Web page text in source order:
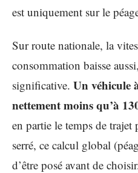
est uniquement sur le
Sur route nationale, la
consommation baisse
significative. Un véhicule
nettement moins qu’à
en partie le temps de
serré, ce calcul global
d’être posé avant de